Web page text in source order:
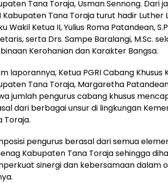
Tana Toraja, Usman Sennong. Dari
Kabupaten Tana Toraja turut hadir Luther
Wakil Ketua II, Yulius Roma Patandean,
serta Drs. Sampe Baralangi, M.Sc.
Kerohanian dan Karakter Bangsa.
laporannya, Ketua PGRI Cabang Khusus
Tana Toraja, Margaretha
jumlah pengurus cabang khusus
dari berbagai unsur di lingkungan
Toraja.
pengurus berasal dari semua
Kabupaten Tana Toraja sehingga
sinergi dan kebersamaan dalam